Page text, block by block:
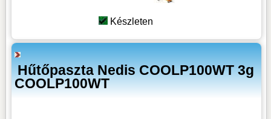
Készleten
Hűtőpaszta Nedis COOLP100WT 3g
COOLP100WT